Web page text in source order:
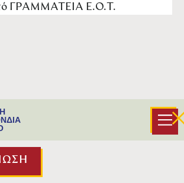
ΓΡΑΜΜΑΤΕΙΑ Ε.Ο.Τ.
από την Ελληνική